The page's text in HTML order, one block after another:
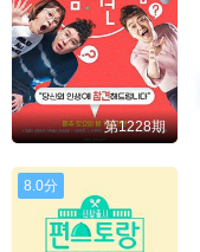
第1228期
8.0分